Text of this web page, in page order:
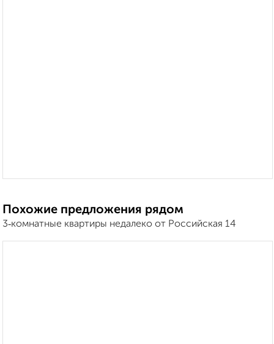
Похожие предложения рядом
3‑комнатные квартиры недалеко от Российская 14